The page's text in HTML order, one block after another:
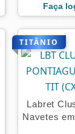
Faça
TITÂNIO
Labret
Navetes